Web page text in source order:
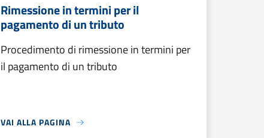
Rimessione in termini per il
pagamento di un tributo
Procedimento di rimessione in termini per
il pagamento di un tributo
VAI ALLA PAGINA